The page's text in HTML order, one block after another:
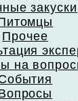
закуски
Прочее
на